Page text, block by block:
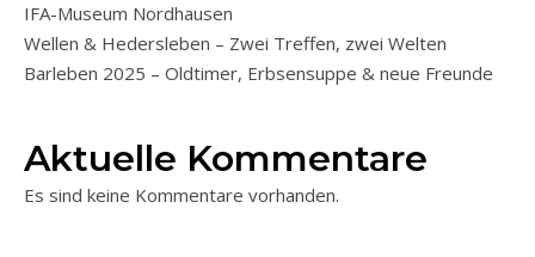
IFA-Museum Nordhausen
Wellen & Hedersleben – Zwei Treffen, zwei Welten
Barleben 2025 – Oldtimer, Erbsensuppe & neue Freunde
Aktuelle Kommentare
Es sind keine Kommentare vorhanden.